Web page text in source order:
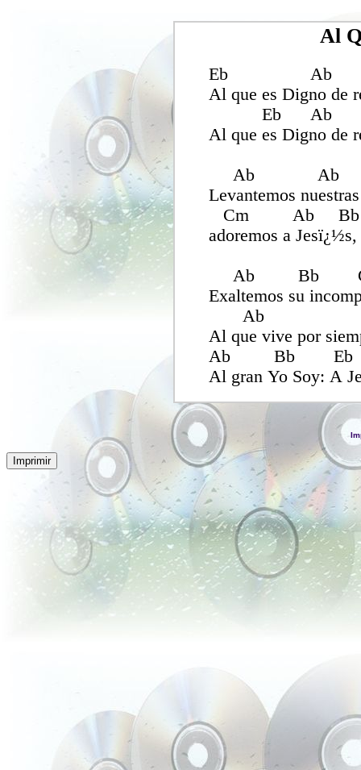
Al
Eb Ab
Al que es Digno de
Eb Ab
Al que es Digno de
Ab Ab
Levantemos
Cm Ab Bb
adoremos a
Ab Bb
Exaltemos su
Ab
Al que vive por
Ab Bb Eb
Al gran Yo Soy: A